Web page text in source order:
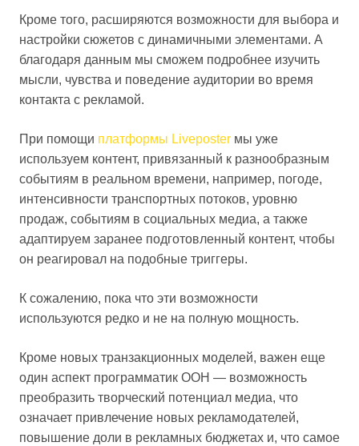
Кроме того, расширяются возможности для выбора и
настройки сюжетов с динамичными элементами. А
благодаря данным мы сможем подробнее изучить
мысли, чувства и поведение аудитории во время
контакта с рекламой.
При помощи платформы Liveposter мы уже
используем контент, привязанный к разнообразным
событиям в реальном времени, например, погоде,
интенсивности транспортных потоков, уровню
продаж, событиям в социальных медиа, а также
адаптируем заранее подготовленный контент, чтобы
он реагировал на подобные триггеры.
К сожалению, пока что эти возможности
используются редко и не на полную мощность.
Кроме новых транзакционных моделей, важен еще
один аспект программатик OOH — возможность
преобразить творческий потенциал медиа, что
означает привлечение новых рекламодателей,
повышение доли в рекламных бюджетах и, что самое